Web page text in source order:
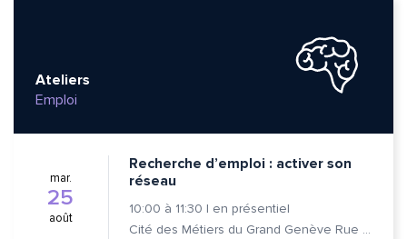
Ateliers
Emploi
mar.
25
août
Recherche d’emploi : activer son
réseau
10:00 à 11:30 | en présentiel
Cité des Métiers du Grand Genève Rue Prévost-Martin 6 1205 Genève